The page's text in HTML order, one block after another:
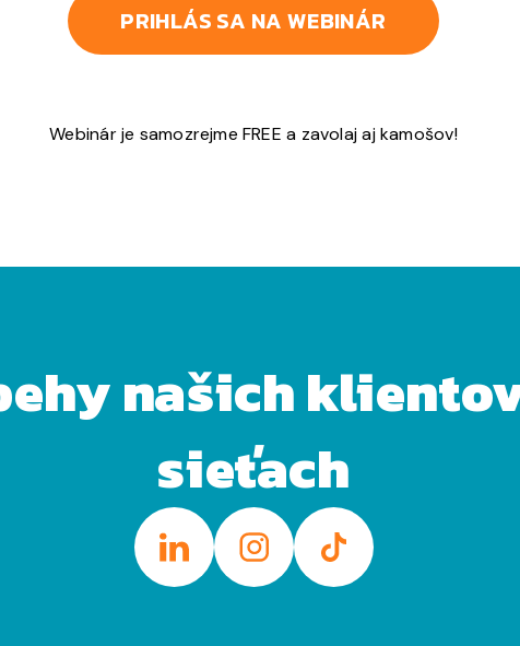
PRIHLÁS SA NA WEBINÁR
Webinár je samozrejme FREE a zavolaj aj kamošov!
našich
sieťach